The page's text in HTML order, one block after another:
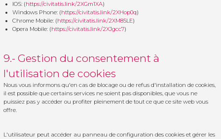
IOS: (https://civitatis.link/2XGm1XA)
Windows Phone: (https://civitatis.link/2XHop0q)
Chrome Mobile: (https://civitatis.link/2XM85LE)
Opera Mobile: (https://civitatis.link/2XJgcc7)
9.- Gestion du consentement à
l'utilisation de cookies
Nous vous informons qu'en cas de blocage ou de refus d'installation de cookies,
il est possible que certains services ne soient pas disponibles, que vous ne
puissiez pas y accéder ou profiter pleinement de tout ce que ce site web vous
offre.
L'utilisateur peut accéder au panneau de configuration des cookies et gérer les